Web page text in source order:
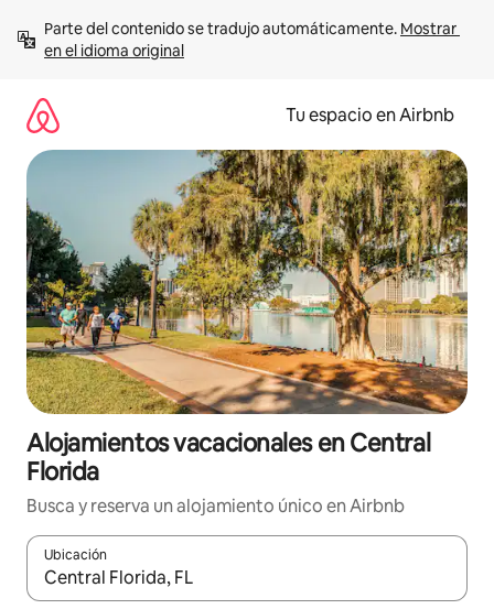
contenido
Parte del contenido se tradujo automáticamente. Mostrar
en el idioma original
Tu espacio en Airbnb
Alojamientos vacacionales en Central
Florida
Busca y reserva un alojamiento único en Airbnb
Ubicación
Cuando los resultados estén disponibles, podrás navegar